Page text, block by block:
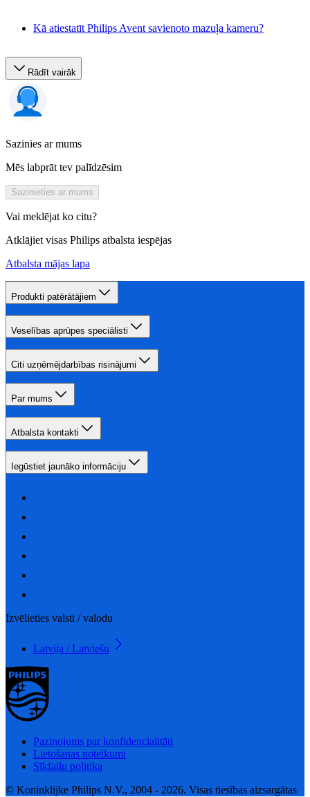
Kā atiestatīt Philips Avent savienoto mazuļa kameru?
Rādīt vairāk
Sazinies ar mums
Mēs labprāt tev palīdzēsim
Sazinieties ar mums
Vai meklējat ko citu?
Atklājiet visas Philips atbalsta iespējas
Atbalsta mājas lapa
Produkti patērātājiem
Veselības aprūpes speciālisti
Citi uzņēmējdarbības risinājumi
Par mums
Atbalsta kontakti
Iegūstiet jaunāko informāciju
Izvēlieties valsti / valodu
Latvija / Latviešu
Paziņojums par konfidencialitāti
Lietošanas noteikumi
Sīkfailu politika
© Koninklijke Philips N.V., 2004 - 2026. Visas tiesības aizsargātas